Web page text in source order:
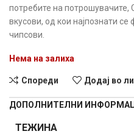
потребите на потрошувачите,
вкусови, од кои најпознати
чипсови.
Нема на залиха
Спореди Додај во
ДОПОЛНИТЕЛНИ
ТЕЖИНА